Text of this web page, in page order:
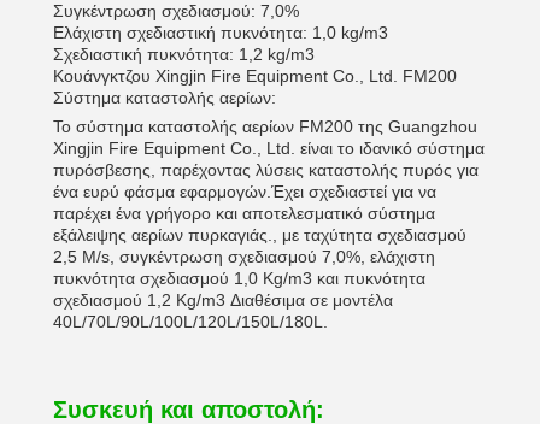
Συγκέντρωση σχεδιασμού: 7,0%
Ελάχιστη σχεδιαστική πυκνότητα: 1,0 kg/m3
Σχεδιαστική πυκνότητα: 1,2 kg/m3
Κουάνγκτζου Xingjin Fire Equipment Co., Ltd. FM200
Σύστημα καταστολής αερίων:
Το σύστημα καταστολής αερίων FM200 της Guangzhou
Xingjin Fire Equipment Co., Ltd. είναι το ιδανικό σύστημα
πυρόσβεσης, παρέχοντας λύσεις καταστολής πυρός για
ένα ευρύ φάσμα εφαρμογών.Έχει σχεδιαστεί για να
παρέχει ένα γρήγορο και αποτελεσματικό σύστημα
εξάλειψης αερίων πυρκαγιάς., με ταχύτητα σχεδιασμού
2,5 M/s, συγκέντρωση σχεδιασμού 7,0%, ελάχιστη
πυκνότητα σχεδιασμού 1,0 Kg/m3 και πυκνότητα
σχεδιασμού 1,2 Kg/m3 Διαθέσιμα σε μοντέλα
40L/70L/90L/100L/120L/150L/180L.
Συσκευή και αποστολή: